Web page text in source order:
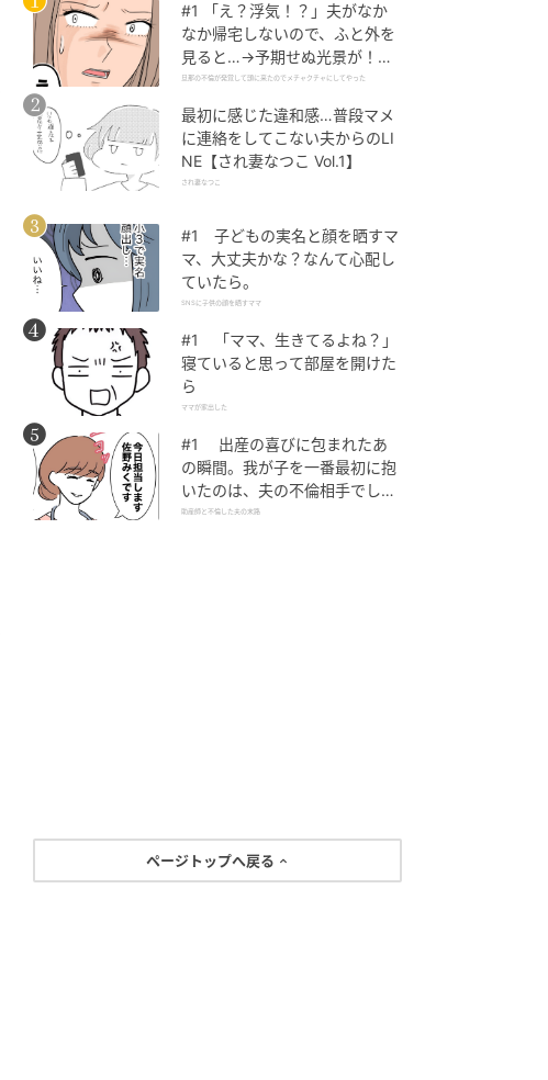
#1 「え？浮気！？」夫がなか
なか帰宅しないので、ふと外を
見ると…→予期せぬ光景が！｜
旦那の不倫が発覚して頭に来た
旦那の不倫が発覚して頭に来たのでメチャクチャにしてやった
最初に感じた違和感…普段マメ
に連絡をしてこない夫からのLI
NE【され妻なつこ Vol.1】
され妻なつこ
#1 子どもの実名と顔を晒すマ
マ、大丈夫かな？なんて心配し
ていたら。
SNSに子供の顔を晒すママ
#1 「ママ、生きてるよね？」
寝ていると思って部屋を開けた
ら
ママが家出した
#1 出産の喜びに包まれたあ
の瞬間。我が子を一番最初に抱
いたのは、夫の不倫相手でし
た。
助産師と不倫した夫の末路
ページトップへ戻る